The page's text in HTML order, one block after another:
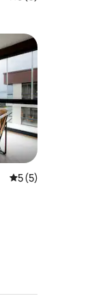
Note moyenne
5 (5)